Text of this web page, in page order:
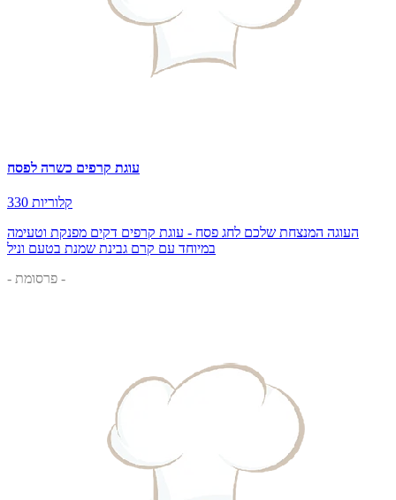
עוגת קרפים כשרה לפסח
330 קלוריות
העוגה המנצחת שלכם לחג פסח - עוגת קרפים דקים מפנקת וטעימה
במיוחד עם קרם גבינת שמנת בטעם וניל
- פרסומת -